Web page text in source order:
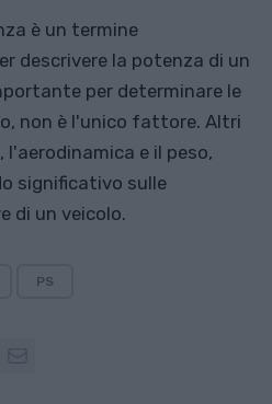
è un termine
descrivere la potenza di un
per determinare le
non è l'unico fattore. Altri
e il peso,
significativo sulle
di un veicolo.
PS